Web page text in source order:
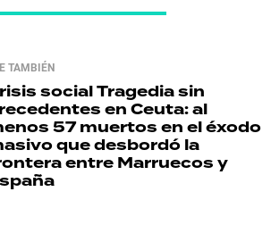
TAMBIÉN
socialTragedia sin
en Ceuta: al
57 muertos en el éxodo
que desbordó la
entre Marruecos y